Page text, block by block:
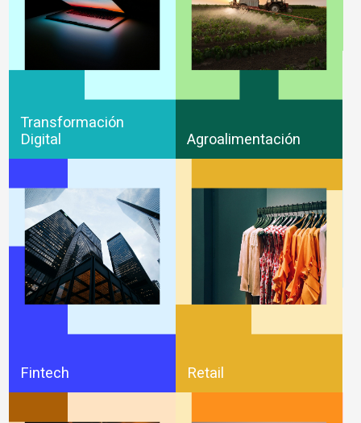
Transformación
Digital
Agroalimentación
Fintech Retail